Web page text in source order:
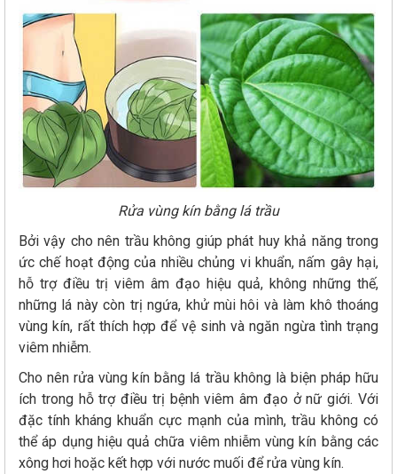
Rửa vùng kín bằng lá trầu
Bởi vậy cho nên trầu không giúp phát huy khả năng trong
ức chế hoạt động của nhiều chủng vi khuẩn, nấm gây hại,
hỗ trợ điều trị viêm âm đạo hiệu quả, không những thế,
những lá này còn trị ngứa, khử mùi hôi và làm khô thoáng
vùng kín, rất thích hợp để vệ sinh và ngăn ngừa tình trạng
viêm nhiễm.
Cho nên rửa vùng kín bằng lá trầu không là biện pháp hữu
ích trong hỗ trợ điều trị bệnh viêm âm đạo ở nữ giới. Với
đặc tính kháng khuẩn cực mạnh của mình, trầu không có
thể áp dụng hiệu quả chữa viêm nhiễm vùng kín bằng các
xông hơi hoặc kết hợp với nước muối để rửa vùng kín.